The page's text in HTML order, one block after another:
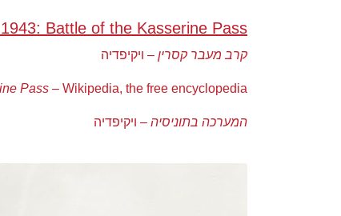
Battle of the Kasserine Pass
קרב מעבר קסרין – ויקיפדיה
Pass – Wikipedia, the free encyclopedia
המערכה בתוניסיה – ויקיפדיה